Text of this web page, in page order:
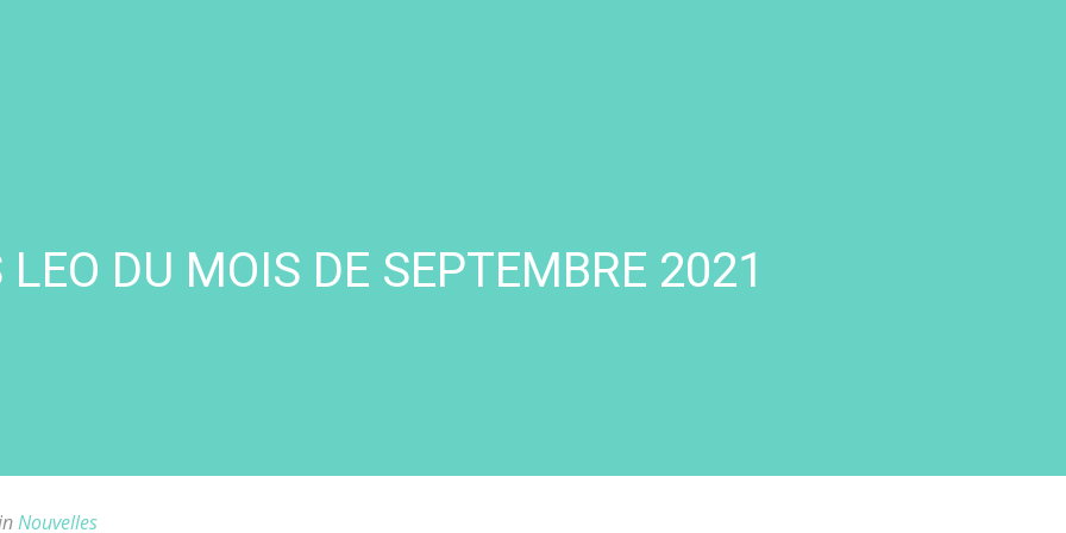
LEO DU MOIS DE SEPTEMBRE 2021
Nouvelles